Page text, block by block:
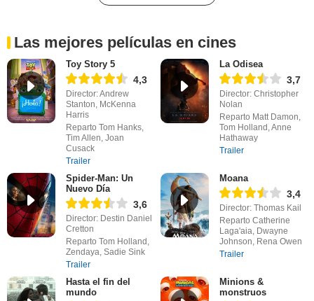
Las mejores películas en cines
Toy Story 5
4,3
Director: Andrew
Stanton, McKenna
Harris
Reparto Tom Hanks,
Tim Allen, Joan
Cusack
Trailer
La Odisea
3,7
Director: Christopher
Nolan
Reparto Matt Damon,
Tom Holland, Anne
Hathaway
Trailer
Spider-Man: Un
Nuevo Día
3,6
Director: Destin Daniel
Cretton
Reparto Tom Holland,
Zendaya, Sadie Sink
Trailer
Moana
3,4
Director: Thomas Kail
Reparto Catherine
Laga'aia, Dwayne
Johnson, Rena Owen
Trailer
Hasta el fin del
mundo
Minions &
monstruos